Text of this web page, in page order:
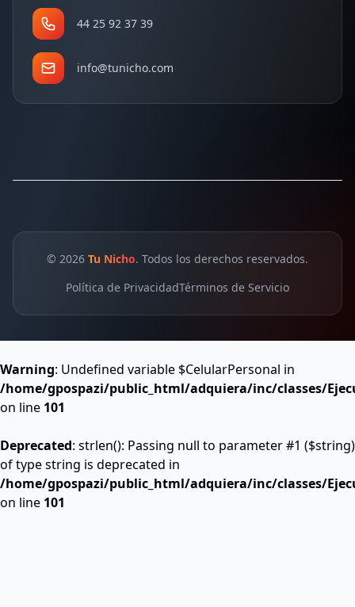
44 25 92 37 39
info@tunicho.com
© 2026 Tu Nicho. Todos los derechos reservados.
Política de PrivacidadTérminos de Servicio
Warning: Undefined variable $CelularPersonal in
/home/gpospazi/public_html/adquiera/inc/classes/
on line 101
Deprecated: strlen(): Passing null to parameter #1 ($string)
of type string is deprecated in
/home/gpospazi/public_html/adquiera/inc/classes/
on line 101